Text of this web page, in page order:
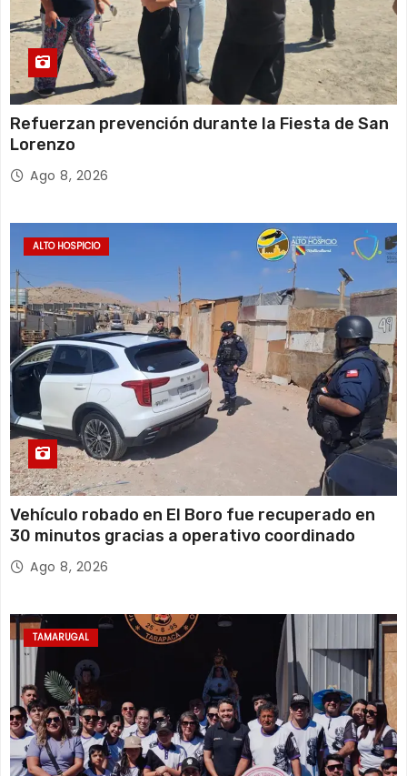
Refuerzan prevención durante la Fiesta de San
Lorenzo
Ago 8, 2026
ALTO HOSPICIO
Vehículo robado en El Boro fue recuperado en
30 minutos gracias a operativo coordinado
Ago 8, 2026
TAMARUGAL